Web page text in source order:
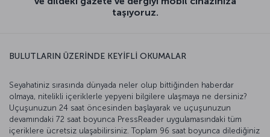
taşıyoruz.
BULUTLARIN ÜZERİNDE KEYİFLİ OKUMALAR
Seyahatiniz sırasında dünyada neler olup bittiğinden haberdar
olmaya, nitelikli içeriklerle yepyeni bilgilere ulaşmaya ne dersiniz?
Uçuşunuzun 24 saat öncesinden başlayarak ve uçuşunuzun
devamındaki 72 saat boyunca PressReader uygulamasındaki tüm
içeriklere ücretsiz ulaşabilirsiniz. Toplam 96 saat boyunca dilediğiniz